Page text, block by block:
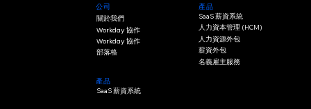
公司
關於我們
Workday 協作
部落格
Workday 協作
產品
SaaS 薪資系統
人力資本管理 (HCM)
人力資源外包
薪資外包
名義雇主服務
產品
SaaS 薪資系統